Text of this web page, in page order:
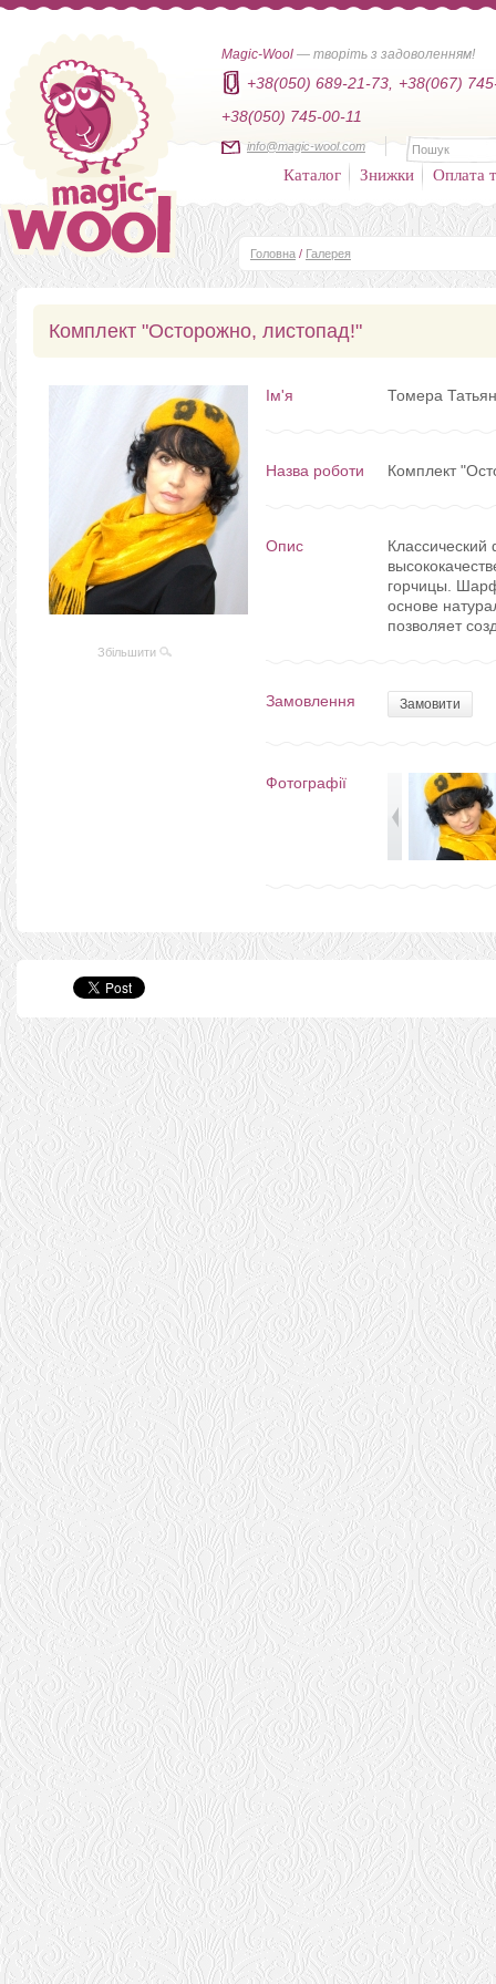
Magic-Wool — творіть з задоволенням!
+38(050) 689-21-73,
+38(067)
+38(050) 745-00-11
info@magic-wool.com
Каталог Знижки Оплата
Головна / Галерея
Комплект "Осторожно, листопад!"
Збільшити
Ім'я Томера
Назва роботи Комплект
Опис
Классический
горчицы.
основе
позволяет
Замовлення Замовити
Фотографії